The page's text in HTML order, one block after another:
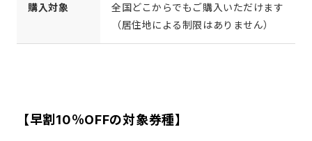
購入対象
全国どこからでもご購入いただけます
（居住地による制限はありません）
【早割10％OFFの対象券種】